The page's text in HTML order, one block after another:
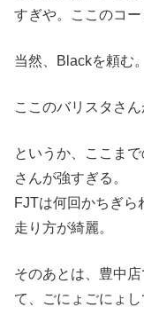
すぎや。ここのコー
当然、Blackを頼む。
ここのバリスタさ
というか、ここま
さんが強すぎる。
FJTは何回かちぎら
走り方が綺麗。
そのあとは、豊中
て、ごにょごにょし